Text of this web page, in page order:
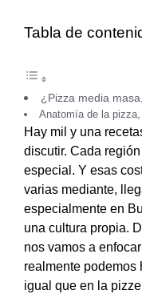
Tabla de
¿Pizza media
Anatomía de la
Hay mil y una
discutir. Cada
especial. Y esas
varias mediante,
especialmente en
una cultura propia.
nos vamos a
realmente podemos
igual que en la